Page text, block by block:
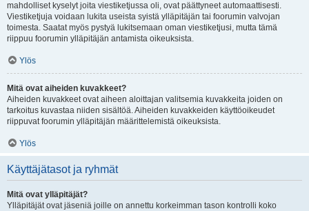
mahdolliset kyselyt joita viestiketjussa oli, ovat päättyneet automaattisesti.
Viestiketjuja voidaan lukita useista syistä ylläpitäjän tai foorumin valvojan
toimesta. Saatat myös pystyä lukitsemaan oman viestiketjusi, mutta tämä
riippuu foorumin ylläpitäjän antamista oikeuksista.
Ylös
Mitä ovat aiheiden kuvakkeet?
Aiheiden kuvakkeet ovat aiheen aloittajan valitsemia kuvakkeita joiden on
tarkoitus kuvastaa niiden sisältöä. Aiheiden kuvakkeiden käyttöoikeudet
riippuvat foorumin ylläpitäjän määrittelemistä oikeuksista.
Ylös
Käyttäjätasot ja ryhmät
Mitä ovat ylläpitäjät?
Ylläpitäjät ovat jäseniä joille on annettu korkeimman tason kontrolli koko